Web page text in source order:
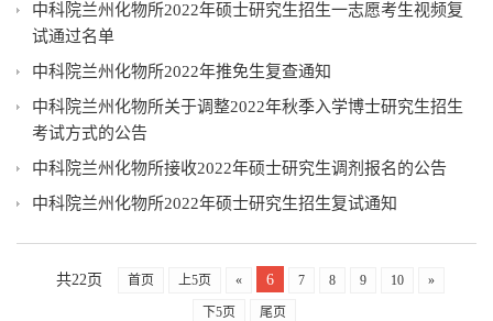
中科院兰州化物所2022年硕士研究生招生一志愿考生视频复
试通过名单
中科院兰州化物所2022年推免生复查通知
中科院兰州化物所关于调整2022年秋季入学博士研究生招生
考试方式的公告
中科院兰州化物所接收2022年硕士研究生调剂报名的公告
中科院兰州化物所2022年硕士研究生招生复试通知
共22页 首页 上5页 « 6 7 8 9 10 »
下5页 尾页